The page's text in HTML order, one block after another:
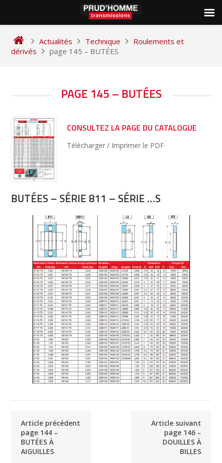
content
Actualités Technique
Roulements et
dérivés
page 145 – BUTÉES
PAGE 145 – BUTÉES
CONSULTEZ LA PAGE DU CATALOGUE
Télécharger / Imprimer le PDF
BUTÉES – SÉRIE 811 – SÉRIE …S
NAVIGATION
L’ARTICLE
Article précédent
page 144 –
BUTÉES À
AIGUILLES
Article suivant
page 146 –
DOUILLES À
BILLES